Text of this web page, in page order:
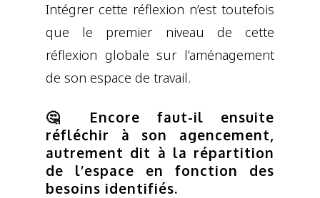
Intégrer cette réflexion n’est toutefois
que le premier niveau de cette
réflexion globale sur l’aménagement
de son espace de travail.
🤔 Encore faut-il ensuite
réfléchir à son agencement,
autrement dit à la répartition
de l’espace en fonction des
besoins identifiés.